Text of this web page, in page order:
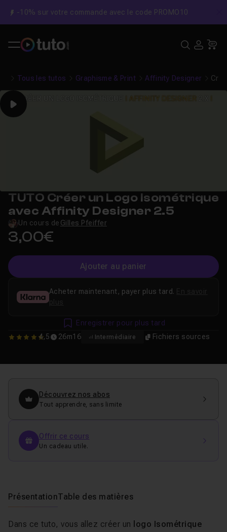
-10% sur votre commande avec le code PROMO10
Tous les tutos Graphisme & Print Affinity Designer
Play
TUTO Créer un Logo Isométrique
avec Affinity Designer 2.5
Un cours de Gilles Pfeiffer
3,00€
Ajouter au panier
4.5 4,5 26m16 Intermédiaire Fichiers sources
Acheter maintenant, payer plus tard.
plus
Enregistrer pour plus tard
Découvrez nos abos
Tout apprendre, sans limite
Offrir ce cours
Un cadeau utile.
PrésentationTable des matières
Dans ce tuto, vous allez créer un logo Isométrique